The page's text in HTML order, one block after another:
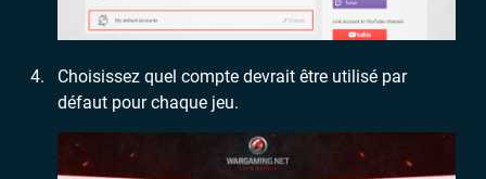
Choisissez quel compte devrait être utilisé par
défaut pour chaque jeu.